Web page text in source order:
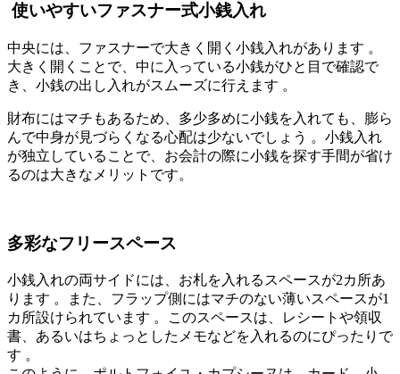
使いやすいファスナー式小銭入れ
中央には、ファスナーで大きく開く小銭入れがあります 。
大きく開くことで、中に入っている小銭がひと目で確認で
き、小銭の出し入れがスムーズに行えます 。
財布にはマチもあるため、多少多めに小銭を入れても、膨ら
んで中身が見づらくなる心配は少ないでしょう 。小銭入れ
が独立していることで、お会計の際に小銭を探す手間が省け
るのは大きなメリットです。
多彩なフリースペース
小銭入れの両サイドには、お札を入れるスペースが2カ所あ
ります 。また、フラップ側にはマチのない薄いスペースが1
カ所設けられています 。このスペースは、レシートや領収
書、あるいはちょっとしたメモなどを入れるのにぴったりで
す 。